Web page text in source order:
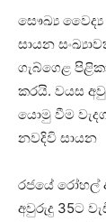
සෞඛ්‍ය වෛද්‍ය
සායන
ගැබ්ගෙළ
කරයි. වයස
යොමු වීම
නවදිවි සායන
රජයේ රෝහල්
අවුරුදු 35ට